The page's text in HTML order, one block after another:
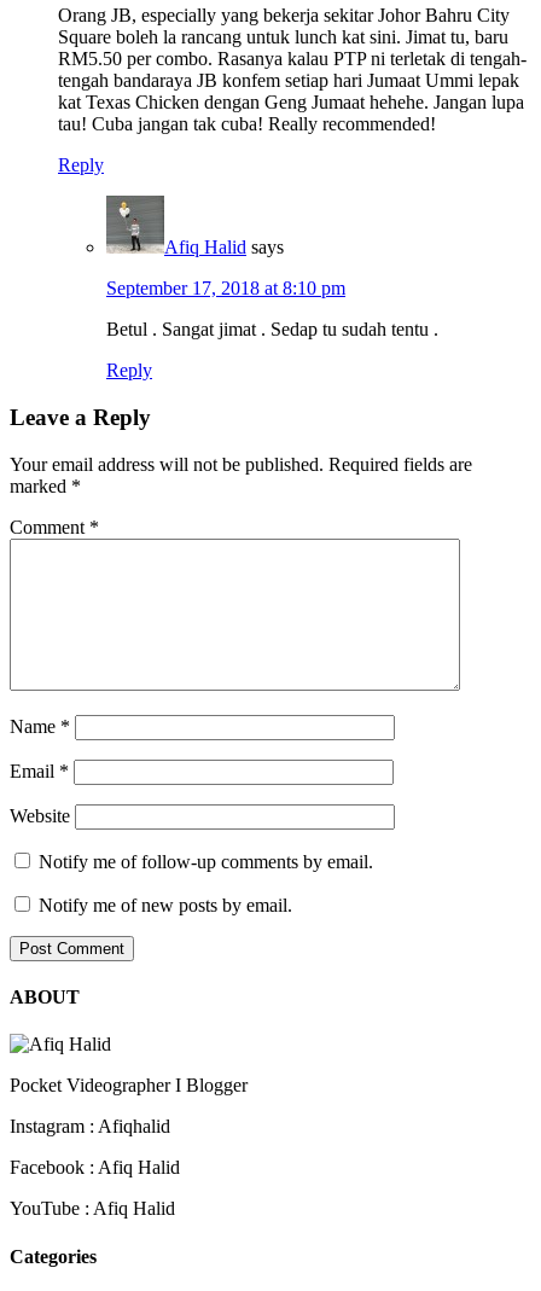
Orang JB, especially yang bekerja sekitar Johor Bahru City
Square boleh la rancang untuk lunch kat sini. Jimat tu, baru
RM5.50 per combo. Rasanya kalau PTP ni terletak di tengah-
tengah bandaraya JB konfem setiap hari Jumaat Ummi lepak
kat Texas Chicken dengan Geng Jumaat hehehe. Jangan lupa
tau! Cuba jangan tak cuba! Really recommended!
Reply
Afiq Halid says
September 17, 2018 at 8:10 pm
Betul . Sangat jimat . Sedap tu sudah tentu .
Reply
Leave a Reply
Your email address will not be published. Required fields are
marked *
Comment *
Name *
Email *
Website
Notify me of follow-up comments by email.
Notify me of new posts by email.
ABOUT
Pocket Videographer I Blogger
Instagram : Afiqhalid
Facebook : Afiq Halid
YouTube : Afiq Halid
Categories